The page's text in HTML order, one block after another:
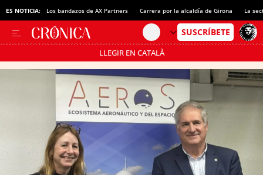
ES NOTICIA: Los bandazos de AX Partners Carrera por la alcaldía de Girona La
LLEGIR EN CATALÀ
Pásate al MODO AHORRO